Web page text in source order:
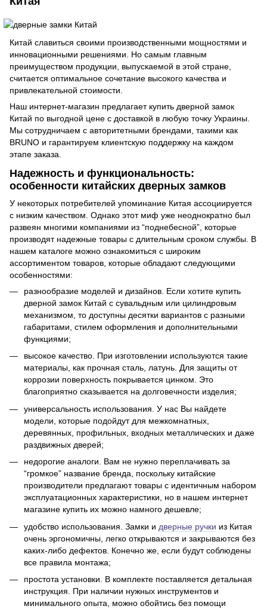
Китай славиться своими производственными мощностями и
инновационными решениями. Но самым главным
преимуществом продукции, выпускаемой в этой стране,
считается оптимальное сочетание высокого качества и
привлекательной стоимости.
Наш интернет-магазин предлагает купить дверной замок
Китай по выгодной цене с доставкой в любую точку Украины.
Мы сотрудничаем с авторитетными брендами, такими как
BRUNO и гарантируем клиентскую поддержку на каждом
этапе заказа.
Надежность и функциональность:
особенности китайских дверных замков
У некоторых потребителей упоминание Китая ассоциируется
с низким качеством. Однако этот миф уже неоднократно был
развеян многими компаниями из “поднебесной”, которые
производят надежные товары с длительным сроком службы. В
нашем каталоге можно ознакомиться с широким
ассортиментом товаров, которые обладают следующими
особенностями:
разнообразие моделей и дизайнов. Если хотите купить
дверной замок Китай с сувальдным или цилиндровым
механизмом, то доступны десятки вариантов с разными
габаритами, стилем оформления и дополнительными
функциями;
высокое качество. При изготовлении используются такие
материалы, как прочная сталь, латунь. Для защиты от
коррозии поверхность покрывается цинком. Это
благоприятно сказывается на долговечности изделия;
универсальность использования. У нас Вы найдете
модели, которые подойдут для межкомнатных,
деревянных, профильных, входных металлических и даже
раздвижных дверей;
недорогие аналоги. Вам не нужно переплачивать за
“громкое” название бренда, поскольку китайские
производители предлагают товары с идентичным набором
эксплуатационных характеристики, но в нашем интернет
магазине купить их можно намного дешевле;
удобство использования. Замки и дверные ручки из Китая
очень эргономичны, легко открываются и закрываются без
каких-либо дефектов. Конечно же, если будут соблюдены
все правила монтажа;
простота установки. В комплекте поставляется детальная
инструкция. При наличии нужных инструментов и
минимального опыта, можно обойтись без помощи